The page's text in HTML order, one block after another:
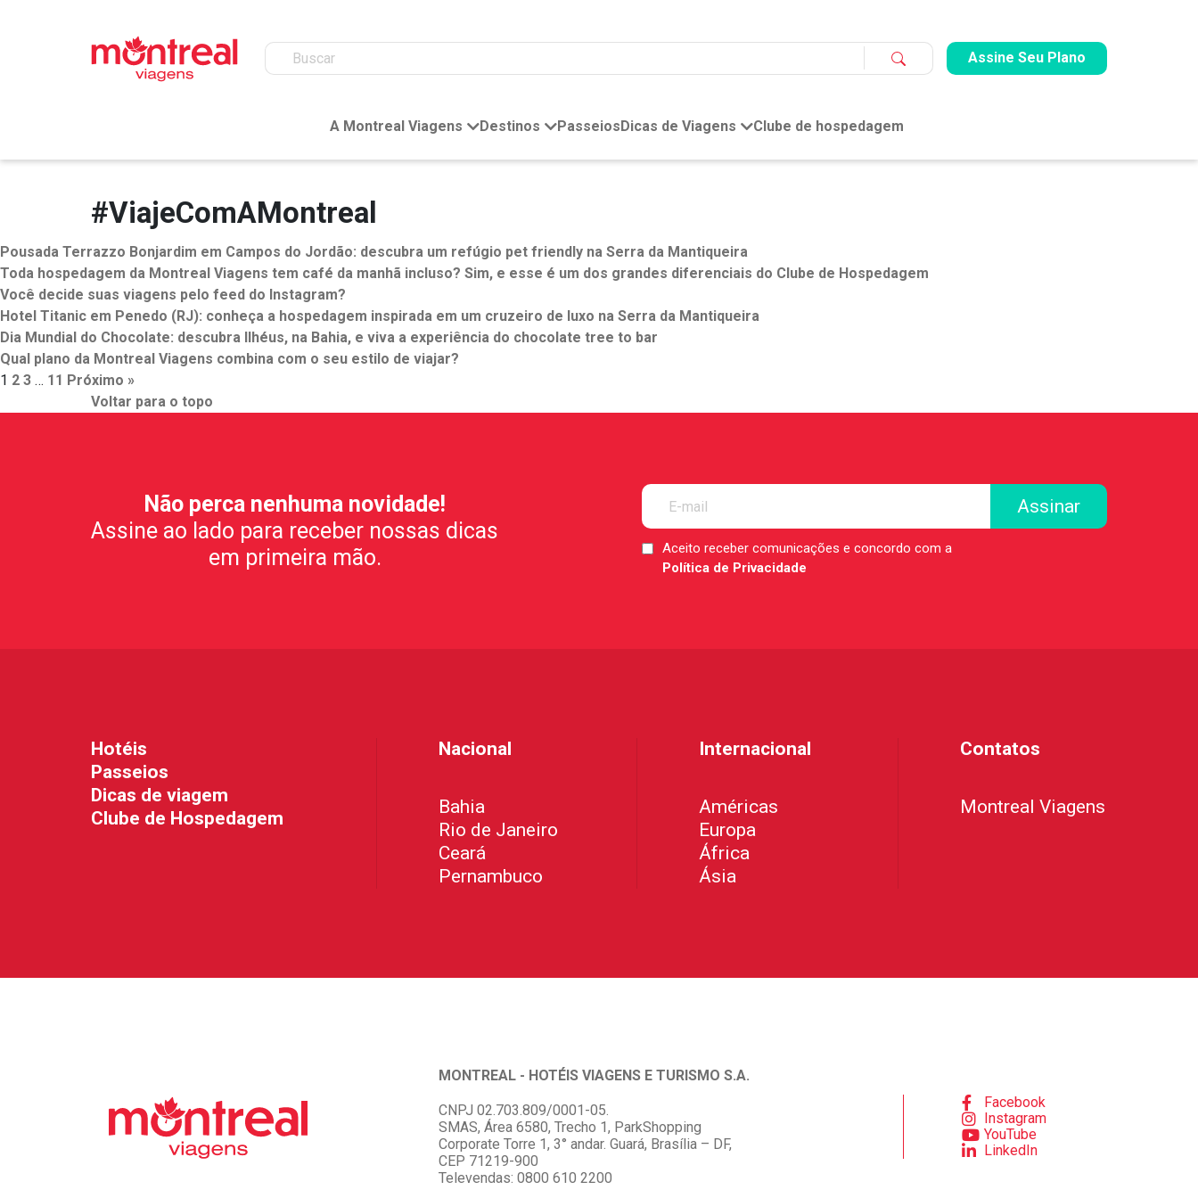
Assine Seu Plano
A Montreal Viagens Destinos Passeios Dicas de Viagens Clube de hospedagem
#ViajeComAMontreal
Pousada Terrazzo Bonjardim em Campos do Jordão: descubra um refúgio pet friendly na Serra da Mantiqueira
Toda hospedagem da Montreal Viagens tem café da manhã incluso? Sim, e esse é um dos grandes diferenciais do Clube de Hospedagem
Você decide suas viagens pelo feed do Instagram?
Hotel Titanic em Penedo (RJ): conheça a hospedagem inspirada em um cruzeiro de luxo na Serra da Mantiqueira
Dia Mundial do Chocolate: descubra Ilhéus, na Bahia, e viva a experiência do chocolate tree to bar
Qual plano da Montreal Viagens combina com o seu estilo de viajar?
1 2 3 … 11 Próximo »
Voltar para o topo
Não perca nenhuma novidade!
Assine ao lado para receber nossas dicas
em primeira mão.
LGPDAceito receber comunicações e concordo com a
Política de Privacidade
Hotéis
Passeios
Dicas de viagem
Clube de Hospedagem
Nacional
Bahia
Rio de Janeiro
Ceará
Pernambuco
Internacional
Américas
Europa
África
Ásia
Contatos
Montreal Viagens
MONTREAL - HOTÉIS VIAGENS E TURISMO S.A.
CNPJ 02.703.809/0001-05.
SMAS, Área 6580, Trecho 1, ParkShopping
Corporate Torre 1, 3° andar. Guará, Brasília – DF,
CEP 71219-900
Televendas: 0800 610 2200
Facebook
Instagram
YouTube
LinkedIn